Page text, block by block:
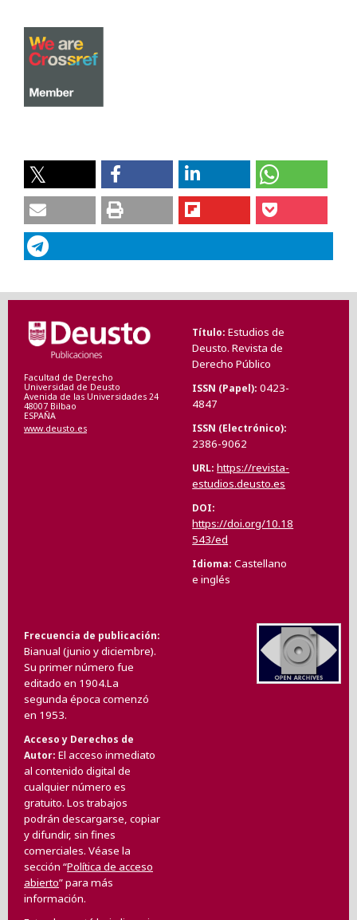
Facultad de Derecho
Universidad de Deusto
Avenida de las Universidades 24
48007 Bilbao
ESPAÑA
www.deusto.es
Título Estudios de
Deusto. Revista de
Derecho Público
ISSN (Papel) 0423-
4847
ISSN (Electrónico)
2386-9062
URL https://revista-
estudios.deusto.es
DOI
https://doi.org/10.18
543/ed
Idioma Castellano
e inglés
Frecuencia de publicación
Bianual (junio y diciembre).
Su primer número fue
editado en 1904.La
segunda época comenzó
en 1953.
Acceso y Derechos de
Autor El acceso inmediato
al contenido digital de
cualquier número es
gratuito. Los trabajos
podrán descargarse, copiar
y difundir, sin fines
comerciales. Véase la
sección “Política de acceso
abierto” para más
información.